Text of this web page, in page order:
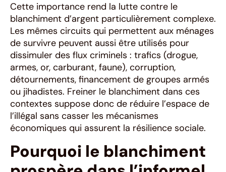
Cette importance rend la lutte contre le
blanchiment d’argent particulièrement complexe.
Les mêmes circuits qui permettent aux ménages
de survivre peuvent aussi être utilisés pour
dissimuler des flux criminels : trafics (drogue,
armes, or, carburant, faune), corruption,
détournements, financement de groupes armés
ou jihadistes. Freiner le blanchiment dans ces
contextes suppose donc de réduire l’espace de
l’illégal sans casser les mécanismes
économiques qui assurent la résilience sociale.
Pourquoi le blanchiment